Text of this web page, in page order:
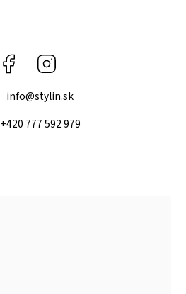
Facebook
info@stylin.sk
+420 777 592 979